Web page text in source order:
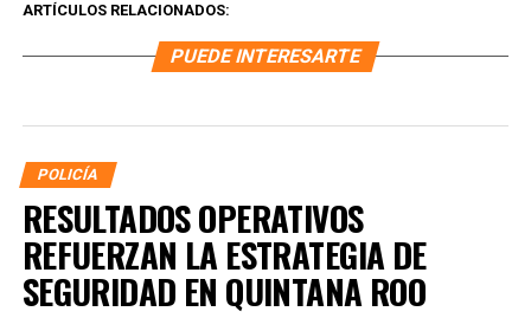
ARTÍCULOS RELACIONADOS:
PUEDE INTERESARTE
POLICÍA
RESULTADOS OPERATIVOS
REFUERZAN LA ESTRATEGIA DE
SEGURIDAD EN QUINTANA ROO